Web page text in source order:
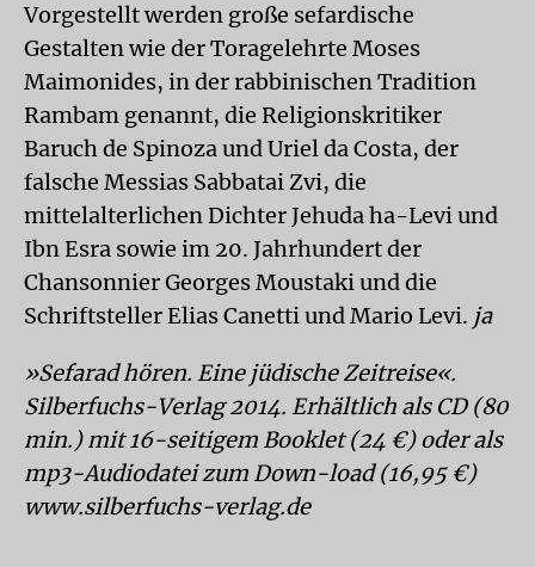
Vorgestellt werden große sefardische
Gestalten wie der Toragelehrte Moses
Maimonides, in der rabbinischen Tradition
Rambam genannt, die Religionskritiker
Baruch de Spinoza und Uriel da Costa, der
falsche Messias Sabbatai Zvi, die
mittelalterlichen Dichter Jehuda ha-Levi und
Ibn Esra sowie im 20. Jahrhundert der
Chansonnier Georges Moustaki und die
Schriftsteller Elias Canetti und Mario Levi. ja
»Sefarad hören. Eine jüdische Zeitreise«.
Silberfuchs-Verlag 2014. Erhältlich als CD (80
min.) mit 16-seitigem Booklet (24 €) oder als
mp3-Audiodatei zum Down-load (16,95 €)
www.silberfuchs-verlag.de